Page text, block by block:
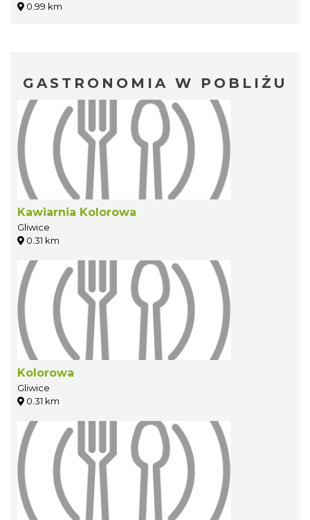
0.99 km
GASTRONOMIA W POBLIŻU
Kawiarnia Kolorowa
Gliwice
0.31 km
Kolorowa
Gliwice
0.31 km